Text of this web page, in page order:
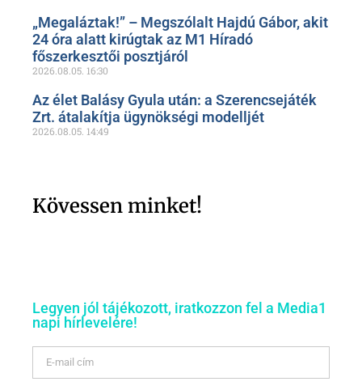
„Megaláztak!” – Megszólalt Hajdú Gábor, akit
24 óra alatt kirúgtak az M1 Híradó
főszerkesztői posztjáról
2026.08.05. 16:30
Az élet Balásy Gyula után: a Szerencsejáték
Zrt. átalakítja ügynökségi modelljét
2026.08.05. 14:49
Kövessen minket!
Legyen jól tájékozott, iratkozzon fel a Media1
napi hírlevelére!